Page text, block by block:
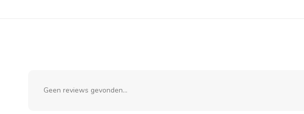
Geen reviews gevonden...